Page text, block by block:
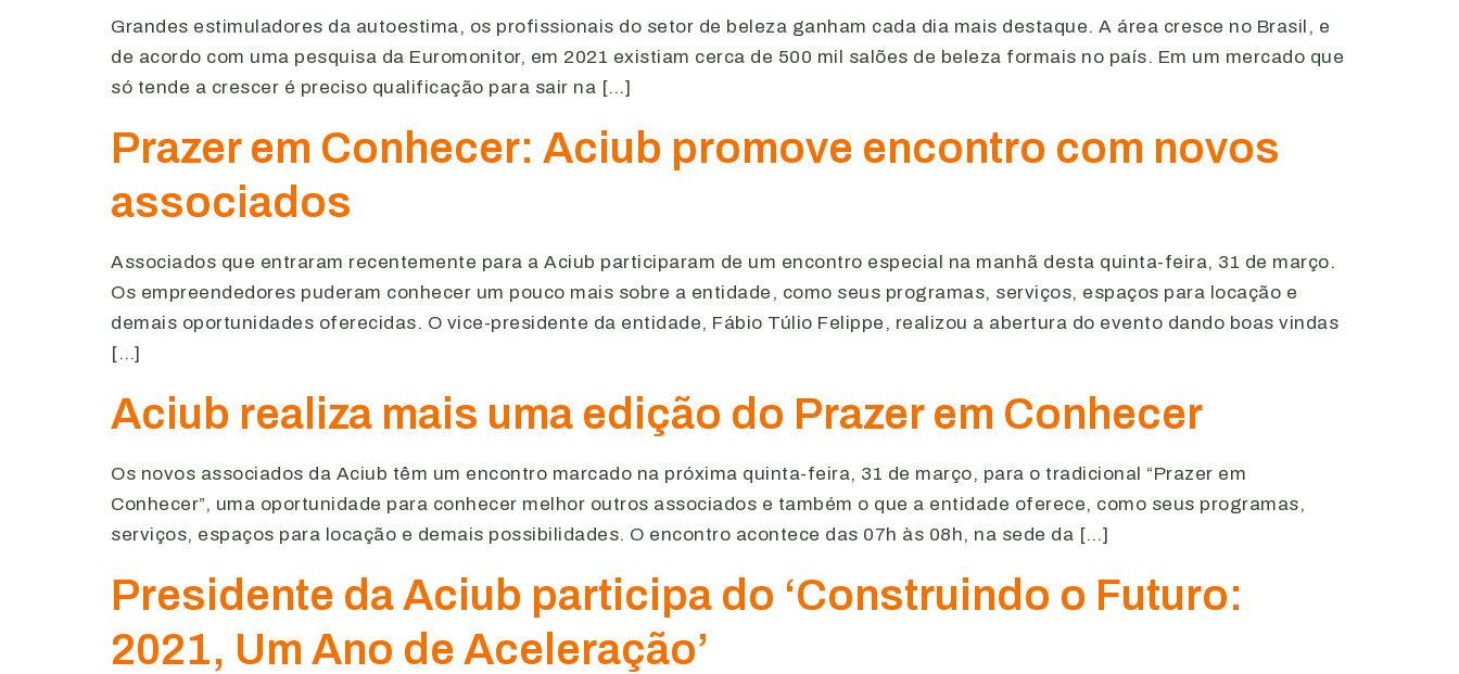
Grandes estimuladores da autoestima, os profissionais do setor de beleza ganham cada dia mais destaque. A área cresce no Brasil, e
de acordo com uma pesquisa da Euromonitor, em 2021 existiam cerca de 500 mil salões de beleza formais no país. Em um mercado que
só tende a crescer é preciso qualificação para sair na […]
Prazer em Conhecer: Aciub promove encontro com novos
associados
Associados que entraram recentemente para a Aciub participaram de um encontro especial na manhã desta quinta-feira, 31 de março.
Os empreendedores puderam conhecer um pouco mais sobre a entidade, como seus programas, serviços, espaços para locação e
demais oportunidades oferecidas. O vice-presidente da entidade, Fábio Túlio Felippe, realizou a abertura do evento dando boas vindas
[…]
Aciub realiza mais uma edição do Prazer em Conhecer
Os novos associados da Aciub têm um encontro marcado na próxima quinta-feira, 31 de março, para o tradicional “Prazer em
Conhecer”, uma oportunidade para conhecer melhor outros associados e também o que a entidade oferece, como seus programas,
serviços, espaços para locação e demais possibilidades. O encontro acontece das 07h às 08h, na sede da […]
Presidente da Aciub participa do ‘Construindo o Futuro:
2021, Um Ano de Aceleração’